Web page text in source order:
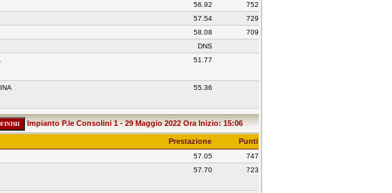
56.92
752
57.54
729
58.08
709
DNS
51.77
55.36
Impianto P.le Consolini 1 - 29 Maggio 2022 Ora Inizio: 15:06
Prestazione Punti
57.05
747
57.70
723